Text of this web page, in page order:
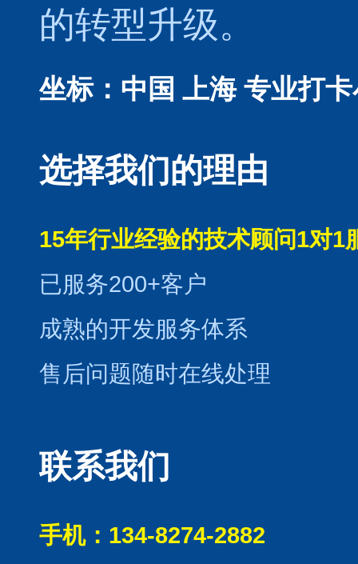
的转型升级。
坐标：中国 上海 专业打
选择我们的理由
15年行业经验的技术顾问1对1
已服务200+客户
成熟的开发服务体系
售后问题随时在线处理
联系我们
手机：134-8274-2882